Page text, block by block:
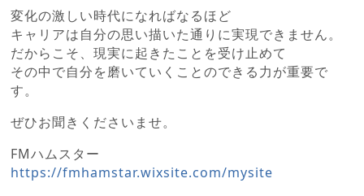
変化の激しい時代になればなるほど
キャリアは自分の思い描いた通りに実現できません。
だからこそ、現実に起きたことを受け止めて
その中で自分を磨いていくことのできる力が重要で
す。
ぜひお聞きくださいませ。
FMハムスター
https://fmhamstar.wixsite.com/mysite